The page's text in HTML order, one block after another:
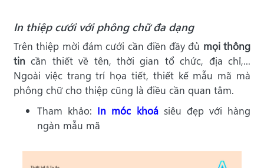
In thiệp cưới với phông chữ đa dạng
Trên thiệp mời đám cưới cần điền đầy đủ mọi thông
tin cần thiết về tên, thời gian tổ chức, địa chỉ,...
Ngoài việc trang trí họa tiết, thiết kế mẫu mã mà
phông chữ cho thiệp cũng là điều cần quan tâm.
Tham khảo: In móc khoásiêu đẹp với hàng
ngàn mẫu mã